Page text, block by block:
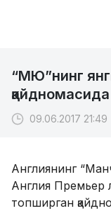
“МЮ”нинг
09.06.2017 21:49
Англиянинг
Англия Премьер
топширган